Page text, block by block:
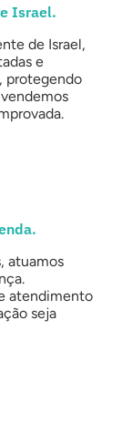
Israel.
de Israel,
e
protegendo
atuamos
atendimento
seja